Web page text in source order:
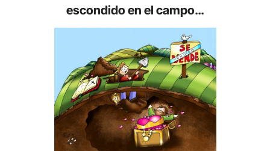
escondido en el campo…